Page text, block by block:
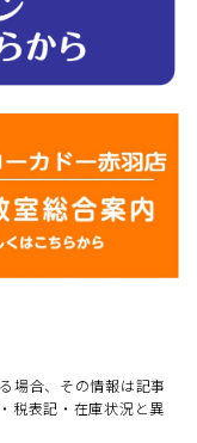
場合、その情報は記事
税表記・在庫状況と異